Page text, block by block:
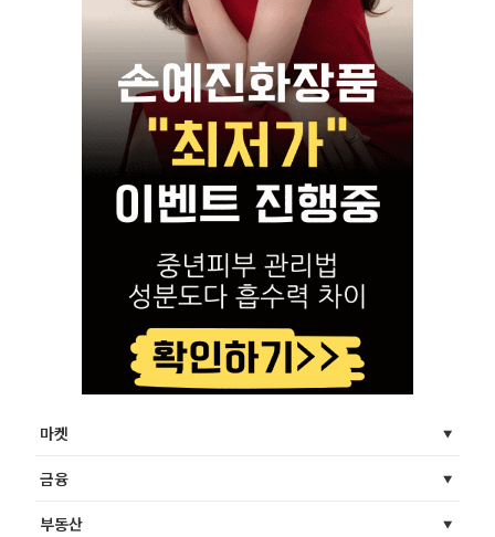
마켓
금융
부동산